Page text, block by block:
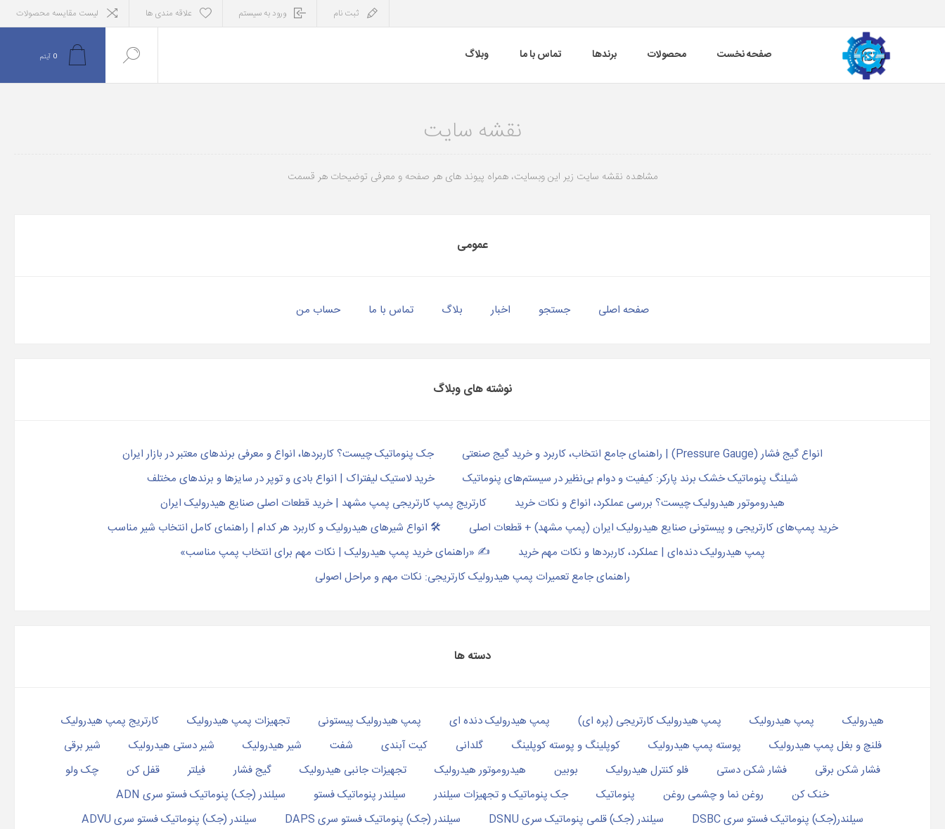
ثبت نام ورود به سیستم علاقه مندی ها لیست مقایسه محصولات
صفحه نخست محصولات برندها تماس با ما وبلاگ 0 آیتم
نقشه سایت
مشاهده نقشه سایت زیر این وبسایت، همراه پیوند های هر صفحه و معرفی توضیحات هر قسمت
عمومی
صفحه اصلی جستجو اخبار بلاگ تماس با ما حساب من
نوشته های وبلاگ
انواع گیج فشار (Pressure Gauge) | راهنمای جامع انتخاب، کاربرد و خرید گیج صنعتی
جک پنوماتیک چیست؟ کاربردها، انواع و معرفی برندهای معتبر در بازار ایران
شیلنگ پنوماتیک خشک برند پارکر: کیفیت و دوام بی‌نظیر در سیستم‌های پنوماتیک
خرید لاستیک لیفتراک | انواع بادی و توپر در سایزها و برندهای مختلف
هیدروموتور هیدرولیک چیست؟ بررسی عملکرد، انواع و نکات خرید
کارتریج پمپ کارتریجی پمپ مشهد | خرید قطعات اصلی صنایع هیدرولیک ایران
خرید پمپ‌های کارتریجی و پیستونی صنایع هیدرولیک ایران (پمپ مشهد) + قطعات اصلی
🛠️ انواع شیرهای هیدرولیک و کاربرد هر کدام | راهنمای کامل انتخاب شیر مناسب
پمپ هیدرولیک دنده‌ای | عملکرد، کاربردها و نکات مهم خرید
✍️ «راهنمای خرید پمپ هیدرولیک | نکات مهم برای انتخاب پمپ مناسب»
راهنمای جامع تعمیرات پمپ هیدرولیک کارتریجی: نکات مهم و مراحل اصولی
دسته ها
هیدرولیک پمپ هیدرولیک پمپ هیدرولیک کارتریجی (پره ای) پمپ هیدرولیک دنده ای پمپ هیدرولیک پیستونی تجهیزات پمپ هیدرولیک
کارتریج پمپ هیدرولیک
فلنچ و بغل پمپ هیدرولیک
پوسته پمپ هیدرولیک کوپلینگ و پوسته کوپلینگ گلدانی کیت آبندی شفت شیر هیدرولیک شیر دستی هیدرولیک
شیر برقی
فشار شکن برقی
فشار شکن دستی فلو کنترل هیدرولیک بوبین هیدروموتور هیدرولیک تجهیزات جانبی هیدرولیک گیج فشار فیلتر قفل کن
چک ولو
خنک کن
روغن نما و چشمی روغن پنوماتیک جک پنوماتیک و تجهیزات سیلندر سیلندر پنوماتیک فستو
سیلندر (جک) پنوماتیک فستو سری ADN
سیلندر(جک) پنوماتیک فستو سری DSBC
سیلندر (جک) قلمی پنوماتیک سری DSNU سیلندر (جک) پنوماتیک فستو سری DAPS
سیلندر (جک) پنوماتیک فستو سری ADVU